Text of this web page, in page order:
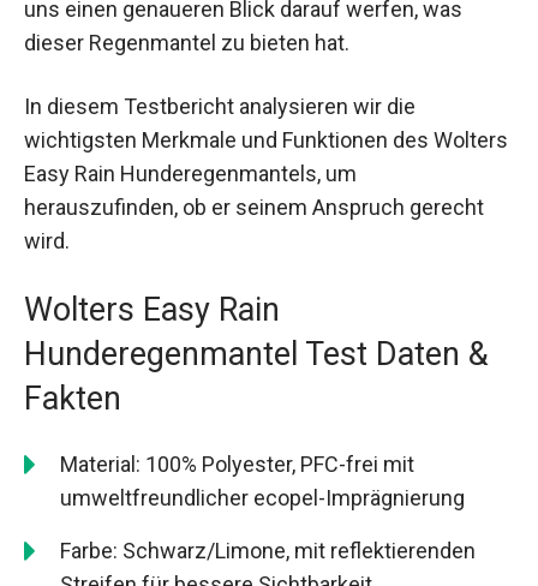
uns einen genaueren Blick darauf werfen, was
dieser Regenmantel zu bieten hat.
In diesem Testbericht analysieren wir die
wichtigsten Merkmale und Funktionen des Wolters
Easy Rain Hunderegenmantels, um
herauszufinden, ob er seinem Anspruch gerecht
wird.
Wolters Easy Rain
Hunderegenmantel Test Daten &
Fakten
Material: 100% Polyester, PFC-frei mit
umweltfreundlicher ecopel-Imprägnierung
Farbe: Schwarz/Limone, mit reflektierenden